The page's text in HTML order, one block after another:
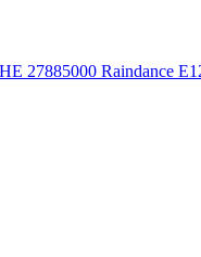
27885000 Raindance